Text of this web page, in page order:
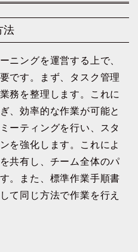
法
ニングを運営する上で、
です。まず、タスク管理
務を整理します。これに
、効率的な作業が可能と
ーティングを行い、スタ
を強化します。これによ
共有し、チーム全体のパ
。また、標準作業手順書
て同じ方法で作業を行え